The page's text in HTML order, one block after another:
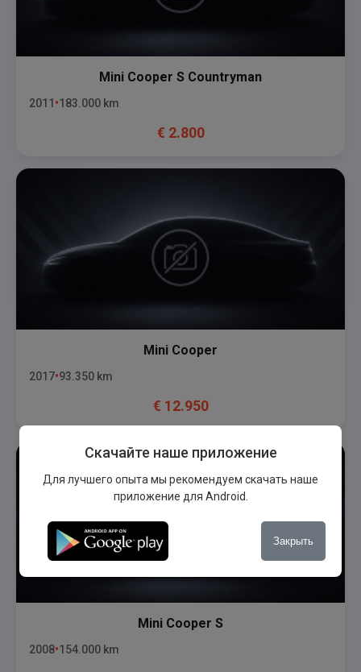
Mini Cooper S Countryman
2011 183.000 km
€ 2.800
Mini Cooper
2017 93.350 km
€ 12.950
Mini Cooper S
2008 154.000 km
Скачайте наше приложение
Для лучшего опыта мы рекомендуем скачать наше
приложение для Android.
Закрыть